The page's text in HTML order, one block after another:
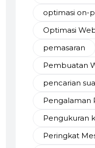
optimasi on-
Optimasi
pemasaran
Pembuatan
pencarian
Pengalaman
Pengukuran
Peringkat